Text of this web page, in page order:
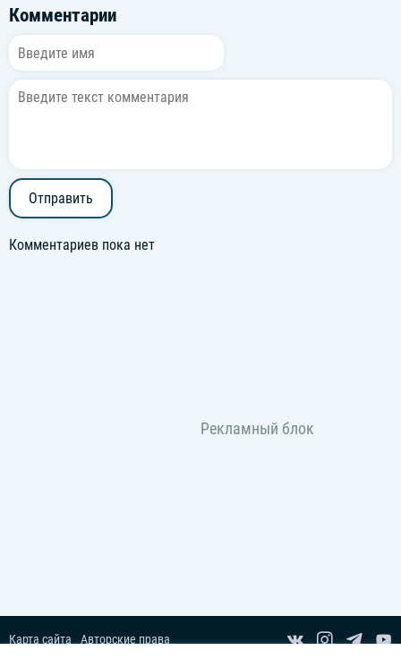
Комментарии
Отправить
Комментариев пока нет
Карта сайта
Авторские права